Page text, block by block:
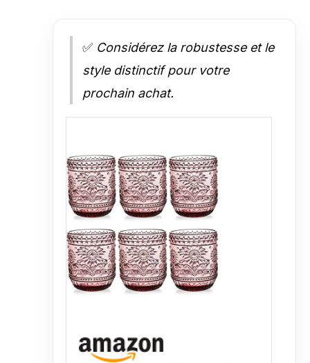
✅ Considérez la robustesse et le
style distinctif pour votre
prochain achat.